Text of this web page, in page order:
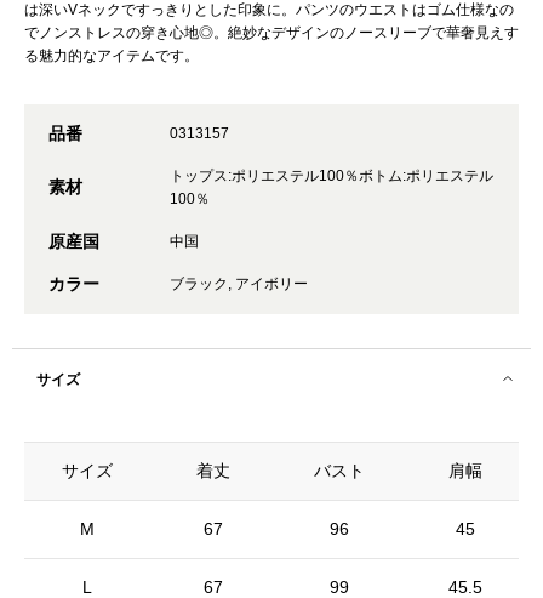
は深いVネックですっきりとした印象に。パンツのウエストはゴム仕様なの
でノンストレスの穿き心地◎。絶妙なデザインのノースリーブで華奢見えす
る魅力的なアイテムです。
品番 0313157
素材
トップス:ポリエステル100％ボトム:ポリエステル
100％
原産国 中国
カラー ブラック, アイボリー
サイズ
サイズ
M
L
着丈 バスト 肩幅
67 96 45
67 99 45.5